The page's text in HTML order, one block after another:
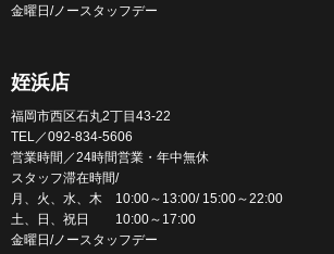
金曜日/ノースタッフデー
姪浜店
福岡市西区石丸2丁目43-22
TEL／092-834-5606
営業時間／24時間営業・年中無休
スタッフ滞在時間/
月、火、水、木 10:00～13:00/ 15:00～22:00
土、日、祝日 10:00～17:00
金曜日/ノースタッフデー